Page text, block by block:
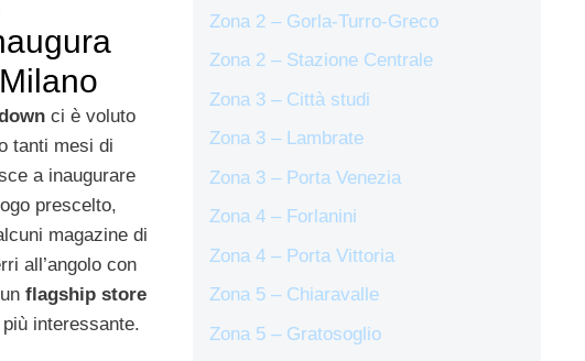
ci è voluto
tanti mesi di
a inaugurare
prescelto,
magazine di
all’angolo con
flagship store
interessante.
Zona 2 – Gorla-Turro-Greco
Zona 2 – Stazione Centrale
Zona 3 – Città studi
Zona 3 – Lambrate
Zona 3 – Porta Venezia
Zona 4 – Forlanini
Zona 4 – Porta Vittoria
Zona 5 – Chiaravalle
Zona 5 – Gratosoglio